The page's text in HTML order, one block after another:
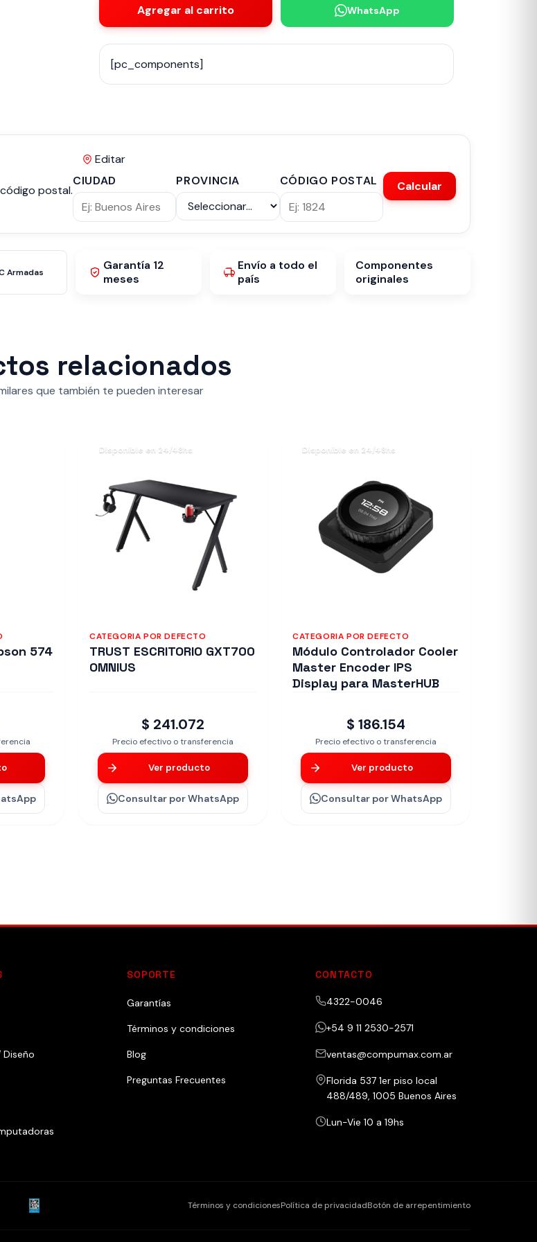
Agregar al carrito WhatsApp
[pc_components]
postal.
Editar
CIUDAD
PROVINCIA CÓDIGO POSTAL Calcular
Armadas
Garantía 12
meses
Envío a todo el
país
Componentes
originales
relacionados
que también te pueden interesar
574
Disponible en 24/48hs
CATEGORIA POR DEFECTO
TRUST ESCRITORIO GXT700
OMNIUS
$ 241.072
Precio efectivo o transferencia
Ver producto
Consultar por WhatsApp
Disponible en 24/48hs
CATEGORIA POR DEFECTO
Módulo Controlador Cooler
Master Encoder IPS
Display para MasterHUB
$ 186.154
Precio efectivo o transferencia
Ver producto
Consultar por WhatsApp
SOPORTE
Garantías
Términos y condiciones
Blog
Preguntas Frecuentes
CONTACTO
4322-0046
+54 9 11 2530-2571
ventas@compumax.com.ar
Florida 537 1er piso local
488/489, 1005 Buenos Aires
Lun-Vie 10 a 19hs
Términos y condicionesPolítica de privacidadBotón de arrepentimiento